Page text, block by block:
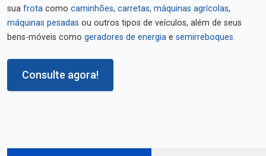
sua frota como caminhões, carretas, máquinas agrícolas,
máquinas pesadas ou outros tipos de veículos, além de seus
bens-móveis como geradores de energia e semirreboques.
Consulte agora!